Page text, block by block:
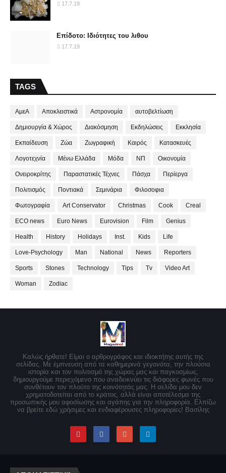
17.7.19
Επίδοτο: Ιδιότητες του λιθου
17.7.19
TAGS
ΑμεΑ Αποκλειστικά Αστρονομία αυτοβελτίωση
Δημιουργία & Χώρος Διακόσμηση Εκδηλώσεις Εκκλησία
Εκπαίδευση Ζώα Ζωγραφική Καιρός Κατασκευές
Λογοτεχνία Μένω Ελλάδα Μόδα ΝΠ Οικονομία
Ονειροκρίτης Παραστατικές Τέχνες Πάσχα Περίεργα
Πολιτισμός Ποντιακά Σεμινάρια Φιλοσοφια
Φωτογραφία Art Conservator Christmas Cook Creal
ECO news Euro News Eurovision Film Genius
Health History Holidays Inst. Kids Life
Love-Psychology Man National News Reporters
Sports Stones Technology Tips Tv Video Art
Woman Zodiac
Καλώς ήρθατε! Είμαι ο αρθρογράφος και ιδιοκτήτης αυτής της
σελίδας. Με έμπνευση από τα καθημερινά γεγονότα, την πλούσια
ιστορία και τον πολιτισμό της χώρας μας και παγκοσμίως,
δημιουργούμε περιεχόμενο που αναδεικνύει τις διάφορες φωνές που
συνθέτουν τον πλούτο της κοινότητάς μας. Η σελίδα μου δεν
χρηματοδοτείται από το κράτος, αλλά είναι αποτέλεσμα της
προσωπικής μου αφοσίωσης και αγάπης για την πληροφορία. Ελπίζω
να βρείτε εδώ χρήσιμες και ενδιαφέρουσες πληροφορίες! Βασίλης